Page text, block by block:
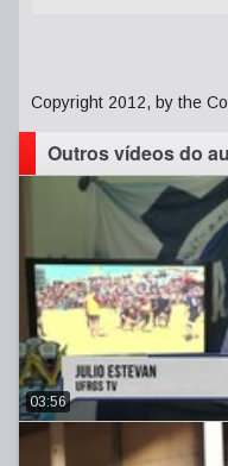
Copyright 2012, by the
Outros vídeos do
03:56